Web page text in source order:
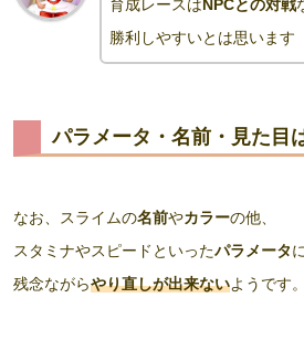
育成レースはNPCとの対戦
勝利しやすいとは思います
パラメータ・名前・見た目
なお、スライムの名前やカラーの他、
スタミナやスピードといったパラメータ
残念ながらやり直しが出来ないようです。